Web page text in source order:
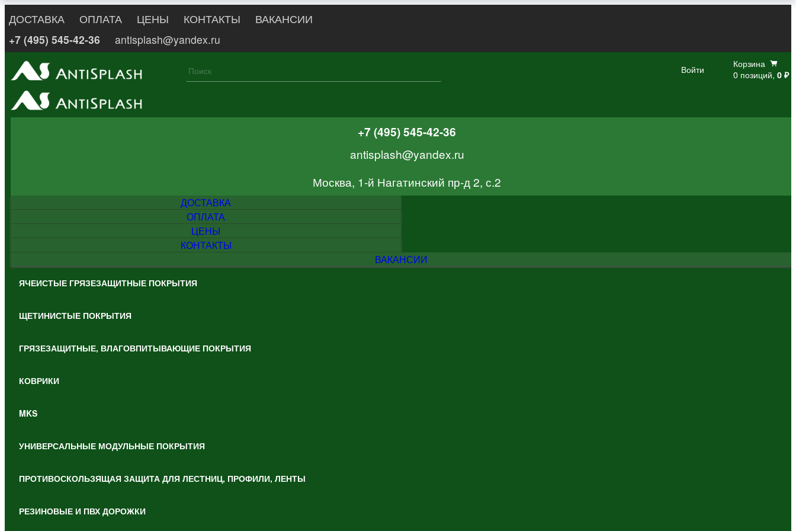
ДОСТАВКА ОПЛАТА ЦЕНЫ КОНТАКТЫ
ВАКАНСИИ
+7 (495) 545-42-36
antisplash@yandex.ru
Войти
Корзина
0 позиций, 0 ₽
+7 (495) 545-42-36
antisplash@yandex.ru
Москва, 1-й Нагатинский пр-д 2, с.2
ДОСТАВКА
ОПЛАТА
ЦЕНЫ
КОНТАКТЫ
ВАКАНСИИ
ЯЧЕИСТЫЕ ГРЯЗЕЗАЩИТНЫЕ ПОКРЫТИЯ
ЩЕТИНИСТЫЕ ПОКРЫТИЯ
ГРЯЗЕЗАЩИТНЫЕ, ВЛАГОВПИТЫВАЮЩИЕ ПОКРЫТИЯ
КОВРИКИ
MKS
УНИВЕРСАЛЬНЫЕ МОДУЛЬНЫЕ ПОКРЫТИЯ
ПРОТИВОСКОЛЬЗЯЩАЯ ЗАЩИТА ДЛЯ ЛЕСТНИЦ, ПРОФИЛИ, ЛЕНТЫ
РЕЗИНОВЫЕ И ПВХ ДОРОЖКИ